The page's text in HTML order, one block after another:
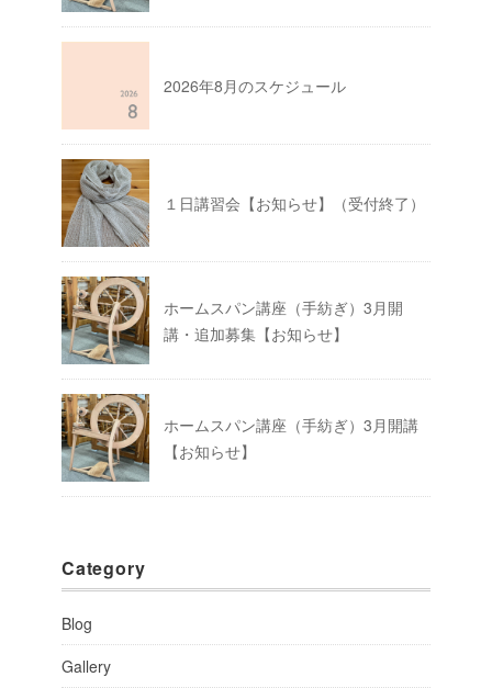
2026年8月のスケジュール
１日講習会【お知らせ】（受付終了）
ホームスパン講座（手紡ぎ）3月開
講・追加募集【お知らせ】
ホームスパン講座（手紡ぎ）3月開講
【お知らせ】
Category
Blog
Gallery